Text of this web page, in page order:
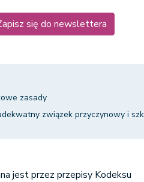
się do newslettera
zasady
związek przyczynowy i
jest przez przepisy Kodeksu